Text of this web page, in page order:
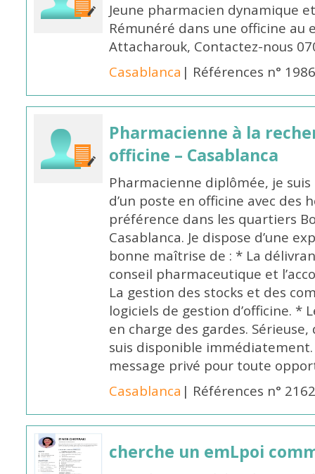
Jeune pharmacien dynamique
Rémunéré dans une officine au
Attacharouk, Contactez-nous
Casablanca | Références n°
Pharmacienne à la
officine – Casablanca
Pharmacienne diplômée, je
d’un poste en officine avec des
préférence dans les quartiers
Casablanca. Je dispose d’une
bonne maîtrise de : * La
conseil pharmaceutique et
La gestion des stocks et des
logiciels de gestion d’officine. *
en charge des gardes.
suis disponible
message privé pour toute
Casablanca | Références n°
cherche un emLpoi